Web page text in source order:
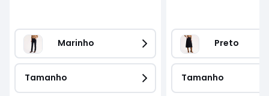
Marinho
Tamanho
Preto
Tamanho